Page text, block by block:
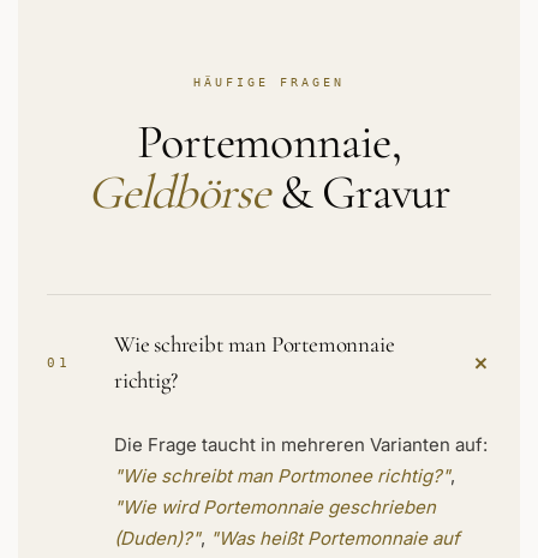
HÄUFIGE FRAGEN
Portemonnaie,
Geldbörse& Gravur
01
Wie schreibt man Portemonnaie
richtig?
+
Die Frage taucht in mehreren Varianten auf:
"Wie schreibt man Portmonee richtig?",
"Wie wird Portemonnaie geschrieben
(Duden)?", "Was heißt Portemonnaie auf